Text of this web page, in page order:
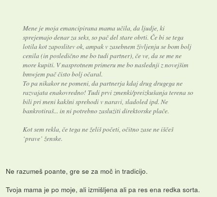
Mene je moja emancipirana mama učila, da ljudje, ki
sprejemajo denar za seks, so pač del stare obrti. Če bi se tega
lotila kot zaposlitev ok, ampak v zasebnem življenju se bom bolj
cenila (in posledično me bo tudi partner), če ve, da se me ne
more kupiti. V nasprotnem primeru me bo naslednji z novejšim
bmwjem pač čisto bolj očaral.
To pa nikakor ne pomeni, da partnerja kdaj drug drugega ne
razvajata enakovredno! Tudi prvi zmenki/preizkušanja terena so
bili pri meni kakšni sprehodi v naravi, sladoled ipd. Ne
bankrotiraš... in ni potrebno zaslużiti direktorske plače.
Kot sem rekla, če tega ne želiš početi, očitno zase ne iščeš
‘prave’ ženske.
Ne razumeš poante, gre se za moč in tradicijo.
Tvoja mama je po moje, ali izmišljena ali pa res ena redka sorta.